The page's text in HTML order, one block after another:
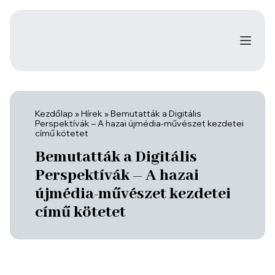
Kezdőlap »Hírek »Bemutatták a Digitális
Perspektívák – A hazai újmédia-művészet kezdetei
című kötetet
Bemutatták a Digitális
Perspektívák – A hazai
újmédia-művészet kezdetei
című kötetet